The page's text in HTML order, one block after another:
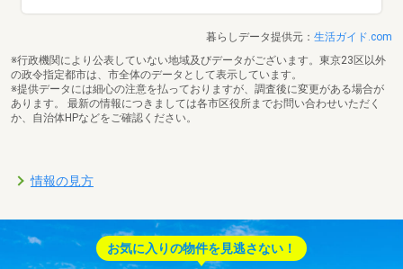
暮らしデータ提供元： 生活ガイド.com
※行政機関により公表していない地域及びデータがございます。東京23区以外
の政令指定都市は、市全体のデータとして表示しています。
※提供データには細心の注意を払っておりますが、調査後に変更がある場合が
あります。 最新の情報につきましては各市区役所までお問い合わせいただく
か、自治体HPなどをご確認ください。
情報の見方
お気に入りの物件を見逃さない！